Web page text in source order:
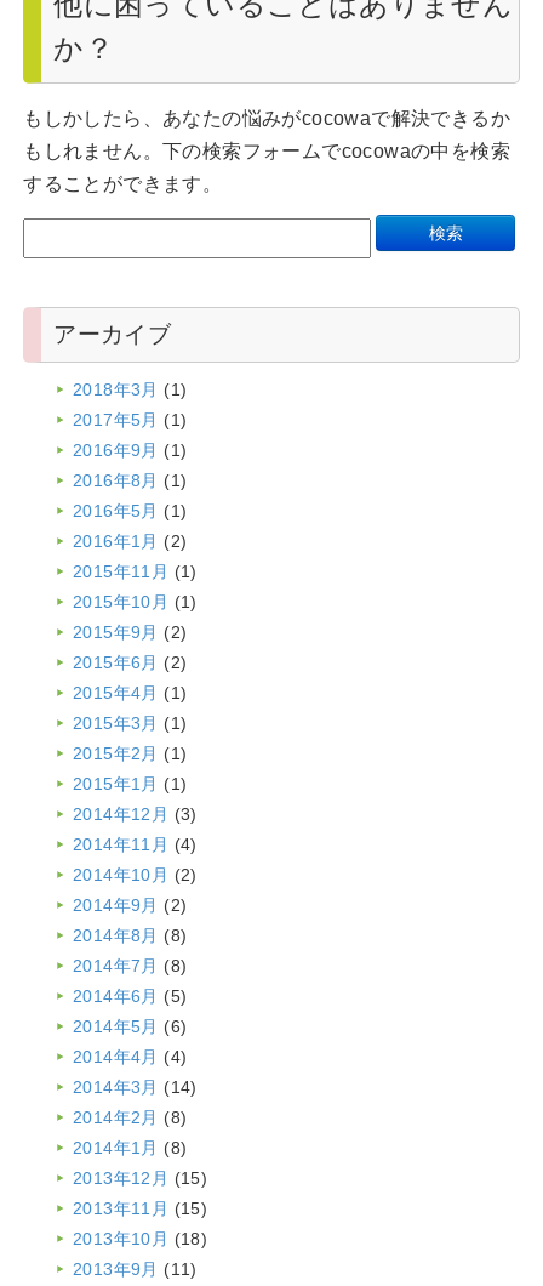
か？
もしかしたら、あなたの悩みがcocowaで解決できるか
もしれません。下の検索フォームでcocowaの中を検索
することができます。
アーカイブ
2018年3月 (1)
2017年5月 (1)
2016年9月 (1)
2016年8月 (1)
2016年5月 (1)
2016年1月 (2)
2015年11月 (1)
2015年10月 (1)
2015年9月 (2)
2015年6月 (2)
2015年4月 (1)
2015年3月 (1)
2015年2月 (1)
2015年1月 (1)
2014年12月 (3)
2014年11月 (4)
2014年10月 (2)
2014年9月 (2)
2014年8月 (8)
2014年7月 (8)
2014年6月 (5)
2014年5月 (6)
2014年4月 (4)
2014年3月 (14)
2014年2月 (8)
2014年1月 (8)
2013年12月 (15)
2013年11月 (15)
2013年10月 (18)
2013年9月 (11)